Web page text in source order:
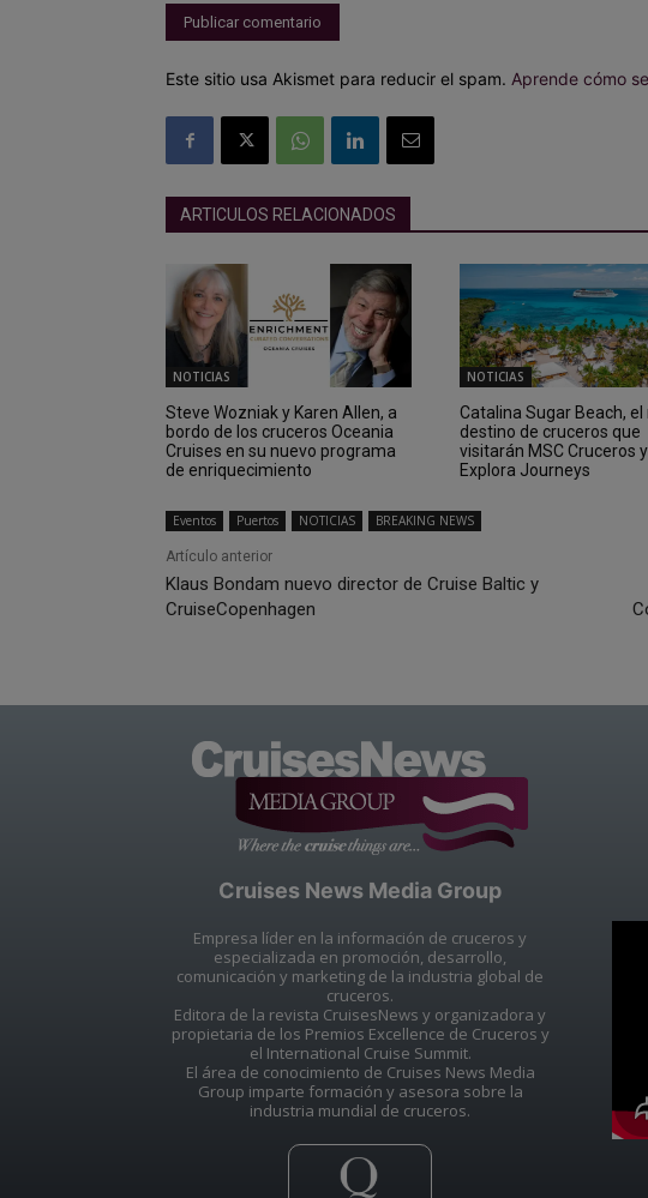
Este sitio usa Akismet para reducir el spam. Aprende cómo
ARTICULOS RELACIONADOS
NOTICIAS
Steve Wozniak y Karen Allen, a
bordo de los cruceros Oceania
Cruises en su nuevo programa
de enriquecimiento
NOTICIAS
Catalina Sugar Beach, el
destino de cruceros que
visitarán MSC Cruceros y
Explora Journeys
Eventos Puertos NOTICIAS BREAKING NEWS
Artículo anterior
Klaus Bondam nuevo director de Cruise Baltic y
CruiseCopenhagen
Cruises News Media Group
Empresa líder en la información de cruceros y
especializada en promoción, desarrollo,
comunicación y marketing de la industria global de
cruceros.
Editora de la revista CruisesNews y organizadora y
propietaria de los Premios Excellence de Cruceros y
el International Cruise Summit.
El área de conocimiento de Cruises News Media
Group imparte formación y asesora sobre la
industria mundial de cruceros.